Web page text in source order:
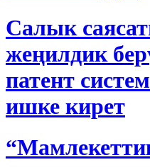
Салык
жеңилдик
патент
ишке кирет